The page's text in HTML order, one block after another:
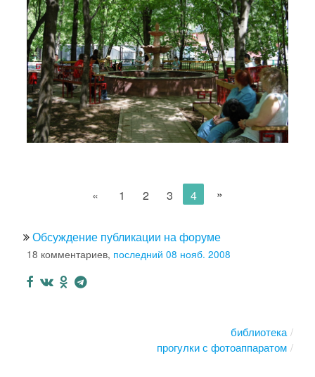
« 1 2 3 4 »
Обсуждение публикации на форуме
18 комментариев, последний 08 нояб. 2008
библиотека
прогулки с фотоаппаратом